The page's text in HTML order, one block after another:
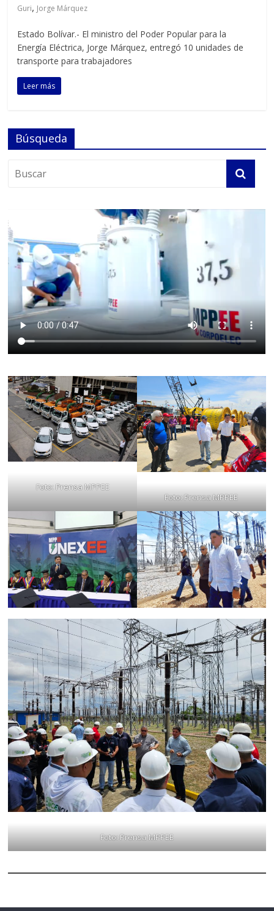
Guri, Jorge Márquez
Estado Bolívar.- El ministro del Poder Popular para la
Energía Eléctrica, Jorge Márquez, entregó 10 unidades de
transporte para trabajadores
Leer más
Búsqueda
Foto: Prensa MPPEE
Foto: Prensa MPPEE
Foto: Prensa MPPEE